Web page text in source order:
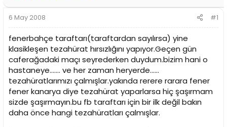
a
t
a
n
r
i
h
i
6 May 2008 #1
fenerbahçe taraftarı(taraftardan sayılırsa) yine
klasikleşen tezahürat hırsızlığını yapıyor.Geçen gün
caferağadaki maçı seyrederken duydum.bizim hani o
hastaneye....... ve her zaman heryerde......
tezahüratlarımızı çalmışlar.yakında rerere rarara fener
fener kanarya diye tezahürat yaparlarsa hiç şaşırmam
sizde şaşırmayın.bu fb taraftarı için bir ilk değil bakın
daha önce hangi tezahüratları çalmışlar.